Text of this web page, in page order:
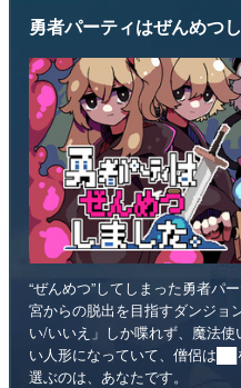
勇者パーティはぜんめつし
“ぜんめつ”してしまった勇者パ
宮からの脱出を目指すダンジョ
い/いいえ」しか喋れず、魔法
い人形になっていて、僧侶は
選ぶのは、あなたです。